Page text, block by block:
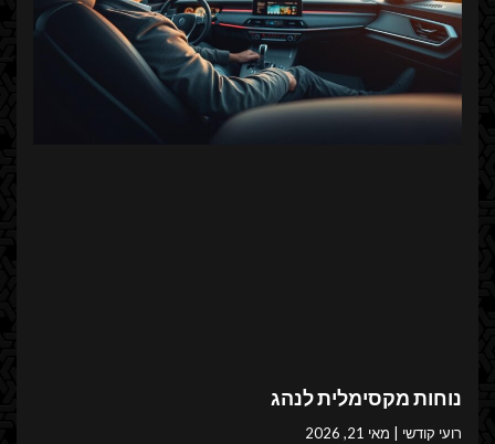
נוחות מקסימלית לנהג
רועי קודשי מאי 21, 2026